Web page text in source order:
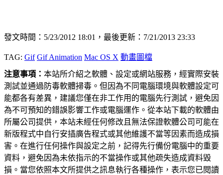
發文時間：5/23/2012 18:01，最後更新：7/21/2013 23:33
TAG: Gif Gif Animation Mac OS X 動畫圖檔
注意事項： 本站所介紹之軟體、設定或網站服務，經實際安裝
測試並通過防毒軟體掃毒。但因為不同電腦環境與軟體設定可
能都各有差異，建議您僅在非工作用的電腦先行測試，避免因
為不可預知的錯誤影響工作或電腦運作。從本站下載的軟體由
所屬公司提供，本站未經任何修改且無法保證軟體公司可能在
新版程式中自行安插廣告程式或其他維護不當等因素而造成損
害。在進行任何操作與設定之前，記得先行備份電腦中的重要
資料，避免因為未依指示的不當操作或其他疏失造成資料毀
損。當您依照本文所提供之訊息執行各種操作，表示您已閱讀